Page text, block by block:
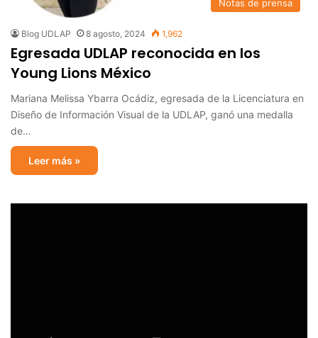
Notas de prensa
Blog UDLAP 8 agosto, 2024 1,962
Egresada UDLAP reconocida en los
Young Lions México
Mariana Melissa Ybarra Ocádiz, egresada de la Licenciatura en
Diseño de Información Visual de la UDLAP, ganó una medalla
de…
Leer más »